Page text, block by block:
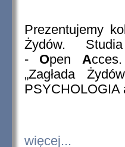
Prezentujemy
Żydów.
- Open A
„Zagłada
PSYCHOLOGIA
więcej...